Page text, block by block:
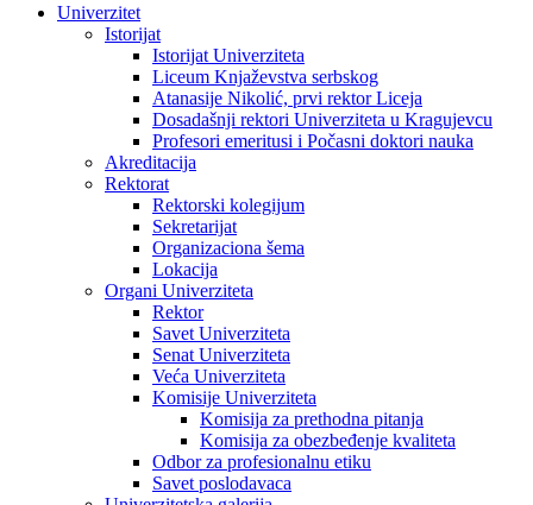
Univerzitet
Istorijat
Istorijat Univerziteta
Liceum Knjaževstva serbskog
Atanasije Nikolić, prvi rektor Liceja
Dosadašnji rektori Univerziteta u Kragujevcu
Profesori emeritusi i Počasni doktori nauka
Akreditacija
Rektorat
Rektorski kolegijum
Sekretarijat
Organizaciona šema
Lokacija
Organi Univerziteta
Rektor
Savet Univerziteta
Senat Univerziteta
Veća Univerziteta
Komisije Univerziteta
Komisija za prethodna pitanja
Komisija za obezbeđenje kvaliteta
Odbor za profesionalnu etiku
Savet poslodavaca